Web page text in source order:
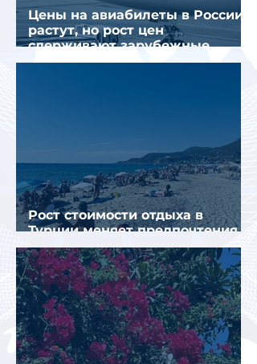
Цены на авиабилеты в России
растут, но рост цен
сдерживают зарубежные
конкуренты
Рост стоимости отдыха в
Турции меняет предпочтения
туристов